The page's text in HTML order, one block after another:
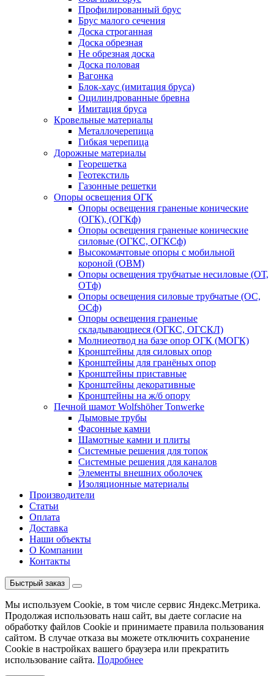
Профилированный брус
Брус малого сечения
Доска строганная
Доска обрезная
Не обрезная доска
Доска половая
Вагонка
Блок-хаус (имитация бруса)
Оцилиндрованные бревна
Имитация бруса
Кровельные материалы
Металлочерепица
Гибкая черепица
Дорожные материалы
Георешетка
Геотекстиль
Газонные решетки
Опоры освещения ОГК
Опоры освещения граненые конические
(ОГК), (ОГКф)
Опоры освещения граненые конические
силовые (ОГКС, ОГКСф)
Высокомачтовые опоры с мобильной
короной (ОВМ)
Опоры освещения трубчатые несиловые (ОТ,
ОТф)
Опоры освещения силовые трубчатые (ОС,
ОСф)
Опоры освещения граненые
складывающиеся (ОГКС, ОГСКЛ)
Молниеотвод на базе опор ОГК (МОГК)
Кронштейны для силовых опор
Кронштейны для гранёных опор
Кронштейны приставные
Кронштейны декоративные
Кронштейны на ж/б опору
Печной шамот Wolfshöher Tonwerke
Дымовые трубы
Фасонные камни
Шамотные камни и плиты
Системные решения для топок
Системные решения для каналов
Элементы внешних оболочек
Изоляционные материалы
Производители
Статьи
Оплата
Доставка
Наши объекты
О Компании
Контакты
Быстрый заказ
Мы используем Cookie, в том числе сервис Яндекс.Метрика.
Продолжая использовать наш сайт, вы даете согласие на
обработку файлов Cookie и принимаете правила пользования
сайтом. В случае отказа вы можете отключить сохранение
Cookie в настройках вашего браузера или прекратить
использование сайта. Подробнее